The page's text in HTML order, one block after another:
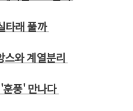
타래 풀까
와 계열분리
풍' 만나다